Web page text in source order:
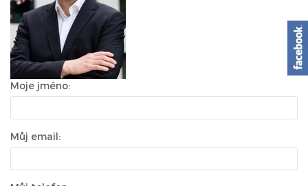
Moje jméno:
Můj email: